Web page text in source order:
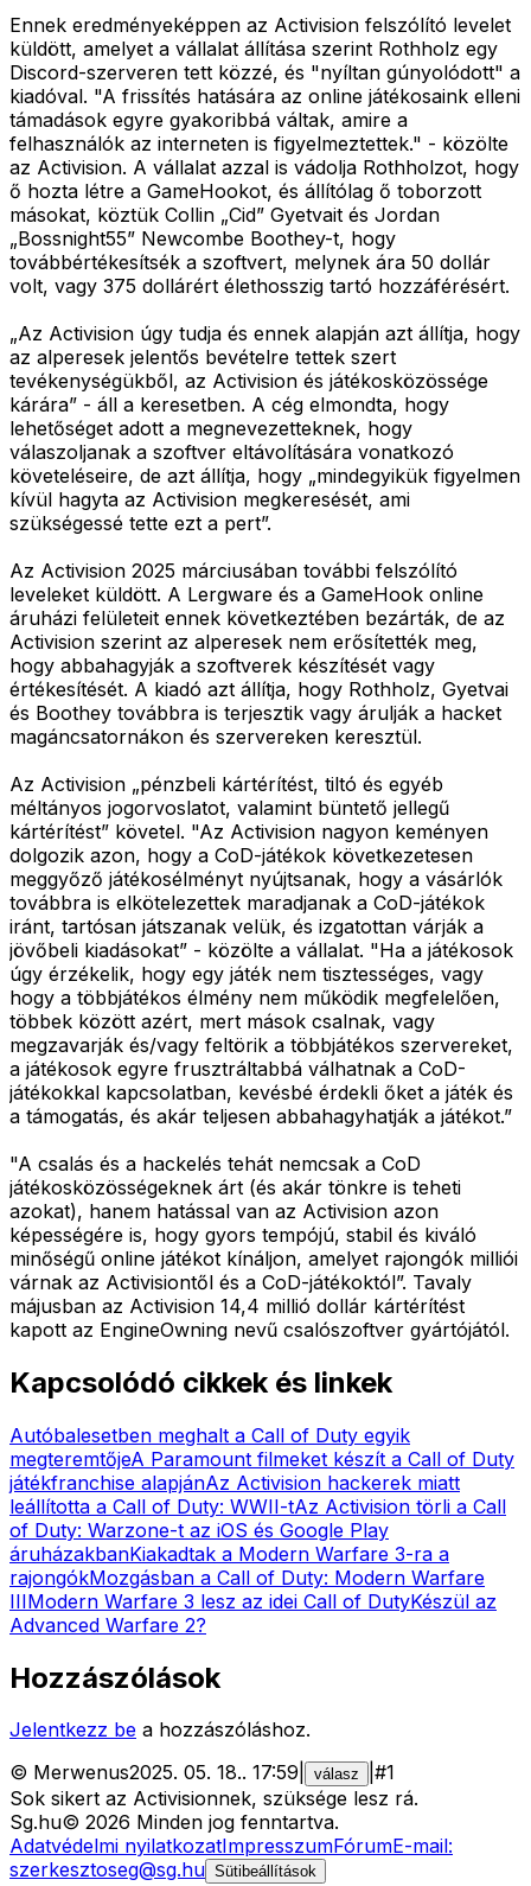
Ennek eredményeképpen az Activision felszólító levelet
küldött, amelyet a vállalat állítása szerint Rothholz egy
Discord-szerveren tett közzé, és "nyíltan gúnyolódott" a
kiadóval. "A frissítés hatására az online játékosaink elleni
támadások egyre gyakoribbá váltak, amire a
felhasználók az interneten is figyelmeztettek." - közölte
az Activision. A vállalat azzal is vádolja Rothholzot, hogy
ő hozta létre a GameHookot, és állítólag ő toborzott
másokat, köztük Collin „Cid” Gyetvait és Jordan
„Bossnight55” Newcombe Boothey-t, hogy
továbbértékesítsék a szoftvert, melynek ára 50 dollár
volt, vagy 375 dollárért élethosszig tartó hozzáférésért.
„Az Activision úgy tudja és ennek alapján azt állítja, hogy
az alperesek jelentős bevételre tettek szert
tevékenységükből, az Activision és játékosközössége
kárára” - áll a keresetben. A cég elmondta, hogy
lehetőséget adott a megnevezetteknek, hogy
válaszoljanak a szoftver eltávolítására vonatkozó
követeléseire, de azt állítja, hogy „mindegyikük figyelmen
kívül hagyta az Activision megkeresését, ami
szükségessé tette ezt a pert”.
Az Activision 2025 márciusában további felszólító
leveleket küldött. A Lergware és a GameHook online
áruházi felületeit ennek következtében bezárták, de az
Activision szerint az alperesek nem erősítették meg,
hogy abbahagyják a szoftverek készítését vagy
értékesítését. A kiadó azt állítja, hogy Rothholz, Gyetvai
és Boothey továbbra is terjesztik vagy árulják a hacket
magáncsatornákon és szervereken keresztül.
Az Activision „pénzbeli kártérítést, tiltó és egyéb
méltányos jogorvoslatot, valamint büntető jellegű
kártérítést” követel. "Az Activision nagyon keményen
dolgozik azon, hogy a CoD-játékok következetesen
meggyőző játékosélményt nyújtsanak, hogy a vásárlók
továbbra is elkötelezettek maradjanak a CoD-játékok
iránt, tartósan játszanak velük, és izgatottan várják a
jövőbeli kiadásokat” - közölte a vállalat. "Ha a játékosok
úgy érzékelik, hogy egy játék nem tisztességes, vagy
hogy a többjátékos élmény nem működik megfelelően,
többek között azért, mert mások csalnak, vagy
megzavarják és/vagy feltörik a többjátékos szervereket,
a játékosok egyre frusztráltabbá válhatnak a CoD-
játékokkal kapcsolatban, kevésbé érdekli őket a játék és
a támogatás, és akár teljesen abbahagyhatják a játékot.”
"A csalás és a hackelés tehát nemcsak a CoD
játékosközösségeknek árt (és akár tönkre is teheti
azokat), hanem hatással van az Activision azon
képességére is, hogy gyors tempójú, stabil és kiváló
minőségű online játékot kínáljon, amelyet rajongók milliói
várnak az Activisiontől és a CoD-játékoktól”. Tavaly
májusban az Activision 14,4 millió dollár kártérítést
kapott az EngineOwning nevű csalószoftver gyártójától.
Kapcsolódó cikkek és linkek
Autóbalesetben meghalt a Call of Duty egyik
megteremtőjeA Paramount filmeket készít a Call of Duty
játékfranchise alapjánAz Activision hackerek miatt
leállította a Call of Duty: WWII-tAz Activision törli a Call
of Duty: Warzone-t az iOS és Google Play
áruházakbanKiakadtak a Modern Warfare 3-ra a
rajongókMozgásban a Call of Duty: Modern Warfare
IIIModern Warfare 3 lesz az idei Call of DutyKészül az
Advanced Warfare 2?
Hozzászólások
Jelentkezz be a hozzászóláshoz.
© Merwenus2025. 05. 18.. 17:59 válasz #1
Sok sikert az Activisionnek, szüksége lesz rá.
Sg.hu© 2026 Minden jog fenntartva.
Adatvédelmi nyilatkozatImpresszumFórumE-mail:
szerkesztoseg@sg.hu Sütibeállítások